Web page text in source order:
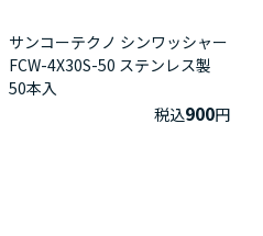
サンコーテクノ シンワッシャー
FCW-4X30S-50 ステンレス製
50本入
税込900円